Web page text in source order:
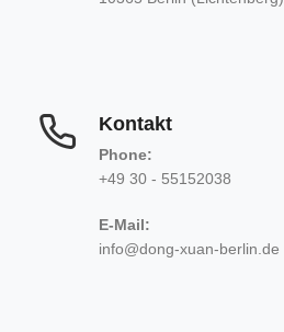
Kontakt
Phone:
+49 30 - 55152038
E-Mail:
info@dong-xuan-berlin.de